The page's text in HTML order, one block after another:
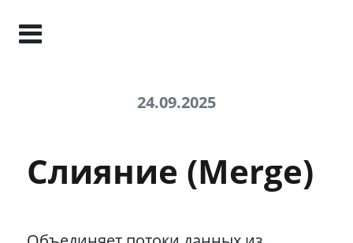
24.09.2025
Слияние (Merge)